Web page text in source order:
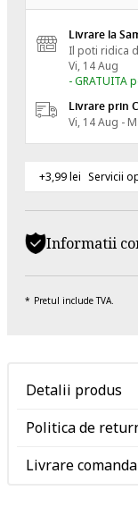
Livrare la
Il poti ridica
Vi, 14 Aug
- GRATUITA
Livrare prin
Vi, 14 Aug -
+3,99 lei Servicii
Informatii
Pretul include TVA.
Detalii produs
Politica de
Livrare comanda